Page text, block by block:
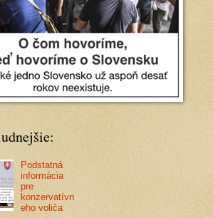
Podstatná
informácia
pre
konzervatívn
eho voliča